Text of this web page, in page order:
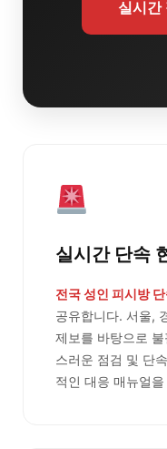
실시간
실시간 단속
전국 성인 피시방
공유합니다. 서울,
제보를 바탕으로
스러운 점검 및 단
적인 대응 매뉴얼